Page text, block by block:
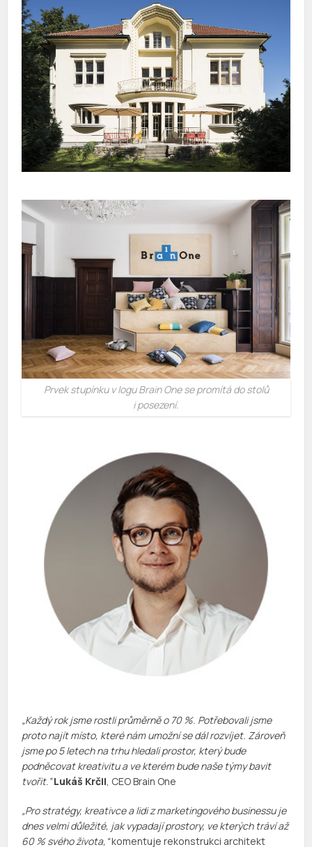
Prvek stupínku v logu Brain One se promítá do stolů
i posezení.
„Každý rok jsme rostli průměrně o 70 %. Potřebovali jsme
proto najít místo, které nám umožní se dál rozvíjet. Zároveň
jsme po 5 letech na trhu hledali prostor, který bude
podněcovat kreativitu a ve kterém bude naše týmy bavit
tvořit.”Lukáš Krčil, CEOBrain One
„Pro stratégy, kreativce a lidi z marketingového businessu je
dnes velmi důležité, jak vypadají prostory, ve kterých tráví až
60 % svého života,“komentuje rekonstrukci architekt